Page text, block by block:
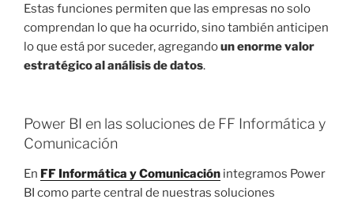
Estas funciones permiten que las empresas no solo
comprendan lo que ha ocurrido, sino también anticipen
lo que está por suceder, agregandoun enorme valor
estratégico al análisis de datos.
Power BI en las soluciones de FF Informática y
Comunicación
En FF Informática y Comunicación integramos Power
BI como parte central de nuestras soluciones